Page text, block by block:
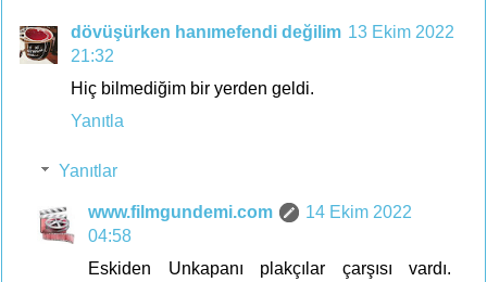
dövüşürken hanımefendi değilim 13 Ekim 2022
21:32
Hiç bilmediğim bir yerden geldi.
Yanıtla
Yanıtlar
www.filmgundemi.com
14 Ekim 2022
04:58
Eskiden Unkapanı plakçılar çarşısı vardı.